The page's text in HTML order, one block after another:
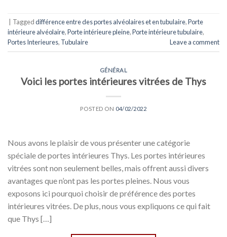
Taggeddifférence entre des portes alvéolaires et en tubulaire,Porte
intérieure alvéolaire,Porte intérieure pleine,Porte intérieure tubulaire,
Portes Interieures, Tubulaire Leave a comment
GÉNÉRAL
Voici les portes intérieures vitrées de Thys
POSTED ON 04/02/2022
Nous avons le plaisir de vous présenter une catégorie
spéciale de portes intérieures Thys. Les portes intérieures
vitrées sont non seulement belles, mais offrent aussi divers
avantages que n’ont pas les portes pleines. Nous vous
exposons ici pourquoi choisir de préférence des portes
intérieures vitrées. De plus, nous vous expliquons ce qui fait
que Thys […]